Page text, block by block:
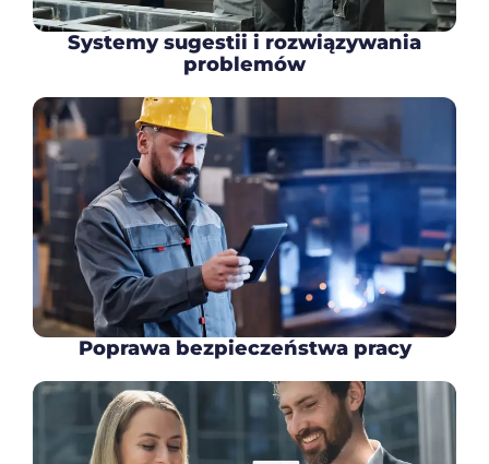
Systemy sugestii i rozwiązywania
problemów
Poprawa bezpieczeństwa pracy